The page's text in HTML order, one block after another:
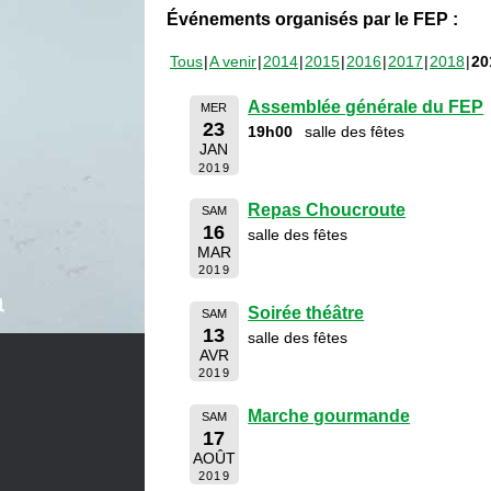
Événements organisés par le FEP :
Tous A venir 2014 2015 2016 2017 2018
MER
23
JAN
2019
Assemblée générale du FEP
19h00 salle des fêtes
SAM
16
MAR
2019
Repas Choucroute
salle des fêtes
SAM
13
AVR
2019
Soirée théâtre
salle des fêtes
SAM
17
AOÛT
2019
Marche gourmande